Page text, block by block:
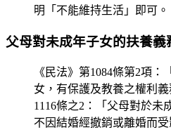
明「不能維持生活」即可。
父母對未成年子女的扶養義
《民法》第1084條第2項
女，有保護及教養之權利
1116條之2：「父母對於未
不因結婚經撤銷或離婚而受